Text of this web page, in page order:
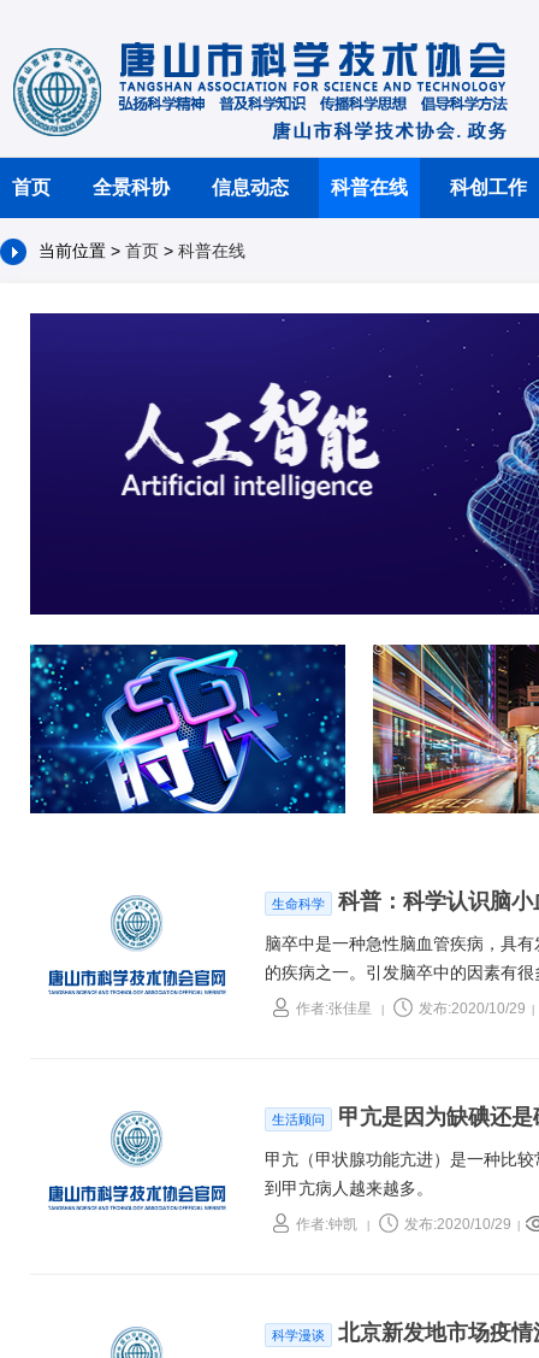
首页 全景科协 信息动态 科普在线 科创工作
当前位置 > 首页 > 科普在线
生命科学 科普：科学认识脑
脑卒中是一种急性脑血管疾病，具
的疾病之一。引发脑卒中的因素有
卒中。脑小血管病的早发现、早诊
作者:张佳星 发布:2020/10/29
生活顾问 甲亢是因为缺碘还
甲亢（甲状腺功能亢进）是一种比
到甲亢病人越来越多。
作者:钟凯 发布:2020/10/29
科学漫谈 北京新发地市场疫